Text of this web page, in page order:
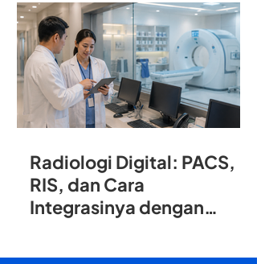
Radiologi Digital: PACS,
RIS, dan Cara
Integrasinya dengan